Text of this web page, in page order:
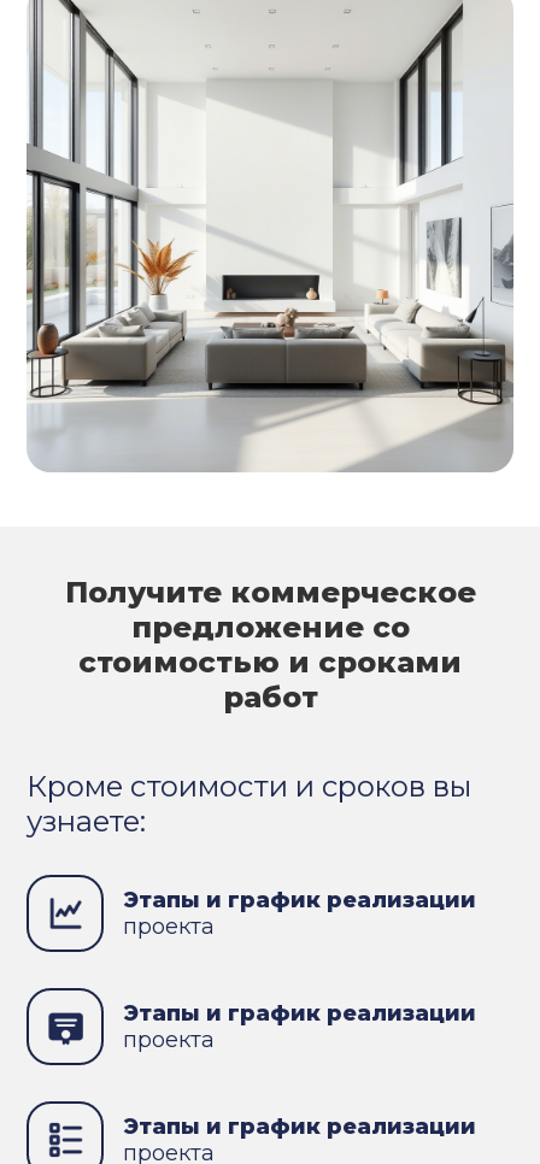
Получите коммерческое
предложение со
стоимостью и сроками
работ
Кроме стоимости и сроков вы
узнаете:
Этапы и график реализации
проекта
Этапы и график реализации
проекта
Этапы и график реализации
проекта